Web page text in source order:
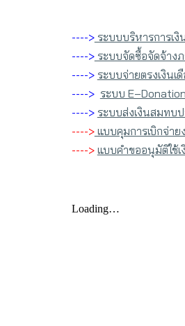
---->ระบบบริหารการเงิ
---->ระบบจัดซื้อจัดจ้างภ
----> ระบบจ่ายตรงเงิน
----> ระบบ
----> ระบบส่งเงินสมทบ
---->แบบคุมการเบิกจ่า
----> แบบคำขออนุมัติใช้